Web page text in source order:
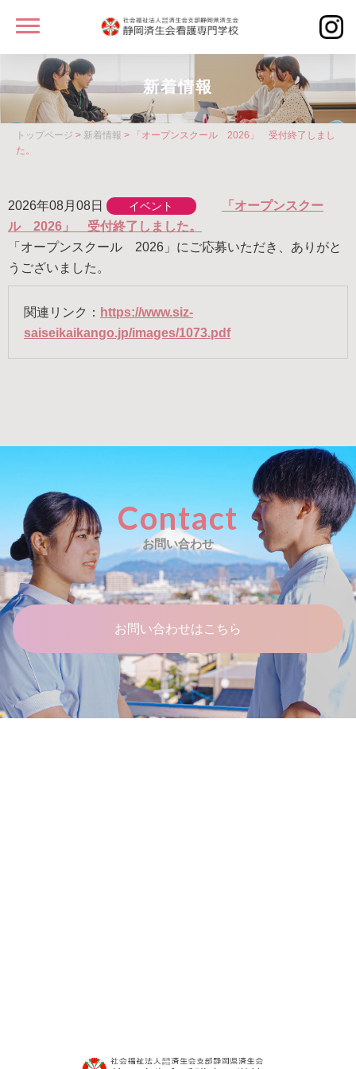
静岡済生会看護専門学校
キャンパスライフ
キャンパスライフ
学校案内
入試情報
カリキュラム
同窓会
新着情報
トップページ > 新着情報 > 「オープンスクール 2026」 受付終了しまし
た。
2026年08月08日 イベント
「オープンスクー
ル 2026」 受付終了しました。
「オープンスクール 2026」にご応募いただき、ありがと
うございました。
関連リンク： https://www.siz-
saiseikaikango.jp/images/1073.pdf
Contact
お問い合わせ
お問い合わせはこちら